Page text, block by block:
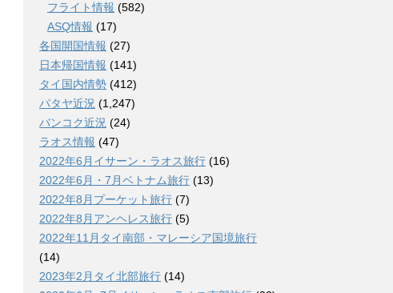
フライト情報 (582)
ASQ情報 (17)
各国開国情報 (27)
日本帰国情報 (141)
タイ国内情勢 (412)
パタヤ近況 (1,247)
バンコク近況 (24)
ラオス情報 (47)
2022年6月イサーン・ラオス旅行 (16)
2022年6月・7月ベトナム旅行 (13)
2022年8月プーケット旅行 (7)
2022年8月アンヘレス旅行 (5)
2022年11月タイ南部・マレーシア国境旅行
(14)
2023年2月タイ北部旅行 (14)